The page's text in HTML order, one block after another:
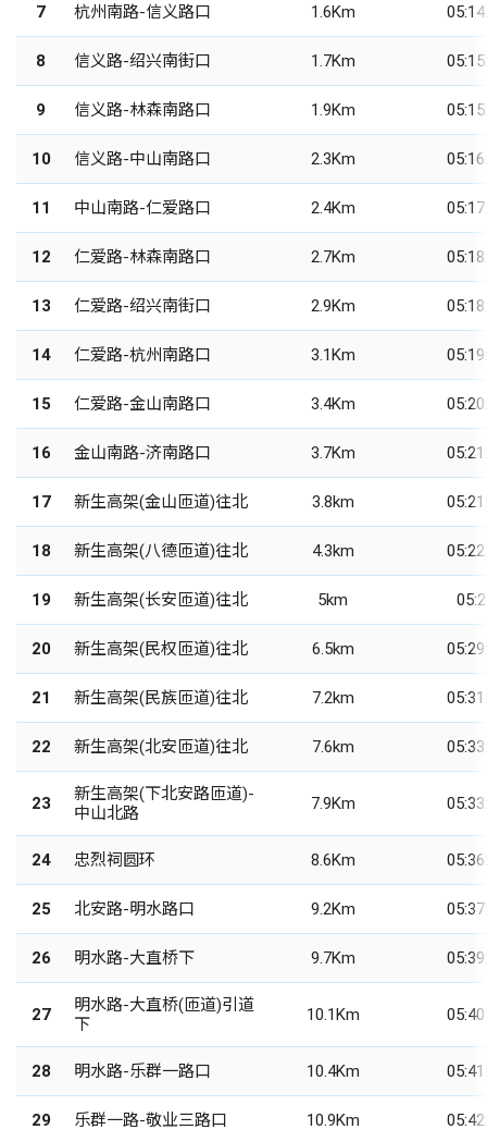
7 杭州南路-信义路口 1.6Km
8 信义路-绍兴南街口 1.7Km
9 信义路-林森南路口 1.9Km
10 信义路-中山南路口 2.3Km
11 中山南路-仁爱路口 2.4Km
12 仁爱路-林森南路口 2.7Km
13 仁爱路-绍兴南街口 2.9Km
14 仁爱路-杭州南路口 3.1Km
15 仁爱路-金山南路口 3.4Km
16 金山南路-济南路口 3.7Km
17 新生高架(金山匝道)往北 3.8km
18 新生高架(八德匝道)往北 4.3km
19 新生高架(长安匝道)往北 5km
20 新生高架(民权匝道)往北 6.5km
21 新生高架(民族匝道)往北 7.2km
22 新生高架(北安匝道)往北 7.6km
23
新生高架(下北安路匝道)-
中山北路
7.9Km
24 忠烈祠圆环 8.6Km
25 北安路-明水路口 9.2Km
26 明水路-大直桥下 9.7Km
27
明水路-大直桥(匝道)引道
下
10.1Km
28 明水路-乐群一路口 10.4Km
29 乐群一路-敬业三路口 10.9Km